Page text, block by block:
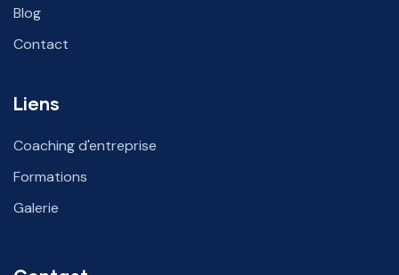
Blog
Contact
Liens
Coaching d'entreprise
Formations
Galerie